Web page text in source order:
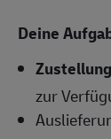
Deine
Zustellung
zur